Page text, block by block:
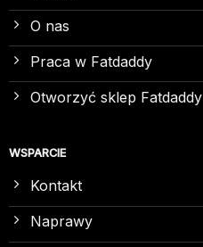
O nas
Praca w Fatdaddy
Otworzyć sklep Fatdaddy
WSPARCIE
Kontakt
Naprawy